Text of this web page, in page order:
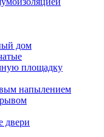
дом
площадку
напылением
двери